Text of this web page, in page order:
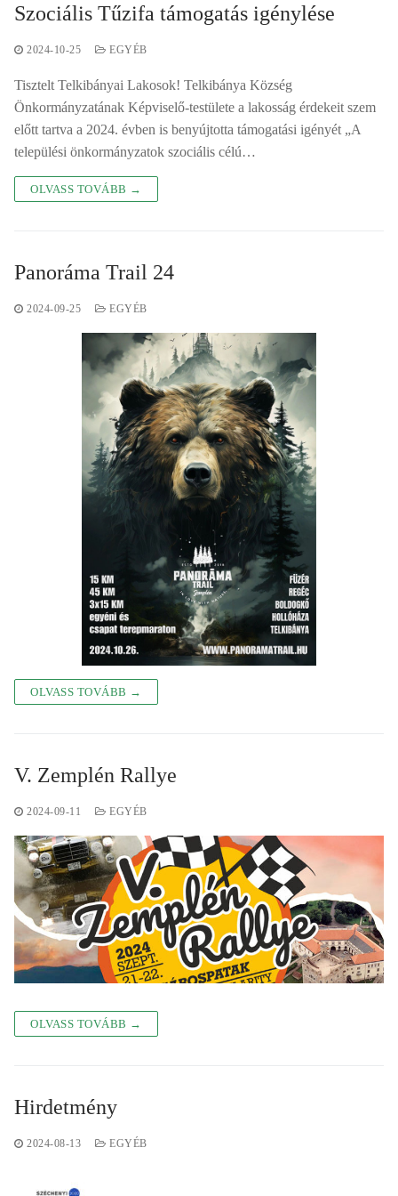
Szociális Tűzifa támogatás igénylése
2024-10-25 EGYÉB
Tisztelt Telkibányai Lakosok! Telkibánya Község
Önkormányzatának Képviselő-testülete a lakosság érdekeit szem
előtt tartva a 2024. évben is benyújtotta támogatási igényét „A
települési önkormányzatok szociális célú…
OLVASS TOVÁBB →
Panoráma Trail 24
2024-09-25 EGYÉB
OLVASS TOVÁBB →
V. Zemplén Rallye
2024-09-11 EGYÉB
OLVASS TOVÁBB →
Hirdetmény
2024-08-13 EGYÉB